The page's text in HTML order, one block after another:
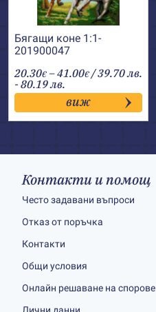
Бягащи коне 1:1-
201900047
20.30€ –41.00€Price
range:
20.30€
through
41.00€
/ 39.70 лв.
- 80.19 лв.
виж
Контакти и помощ
Често задавани въпроси
Отказ от поръчка
Контакти
Общи условия
Онлайн решаване на спорове